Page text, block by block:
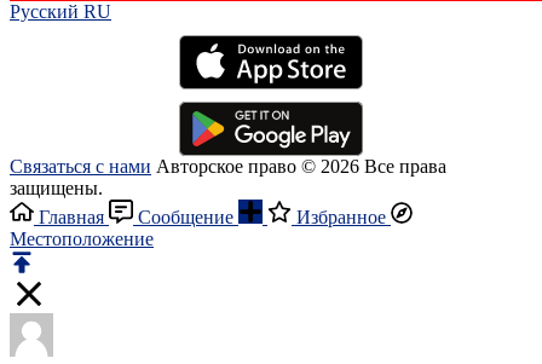
Русский RU‎
Связаться с нами Авторское право © 2026 Все права
защищены.
Главная
Сообщение
Избранное
Местоположение